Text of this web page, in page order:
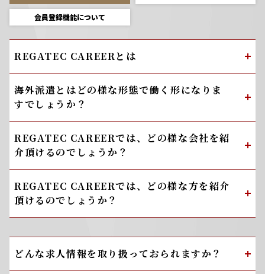
会員登録機能について
REGATEC CAREERとは
海外派遣とはどの様な形態で働く形になりま
すでしょうか？
REGATEC CAREERでは、どの様な会社を紹
介頂けるのでしょうか？
REGATEC CAREERでは、どの様な方を紹介
頂けるのでしょうか？
どんな求人情報を取り扱っておられますか？